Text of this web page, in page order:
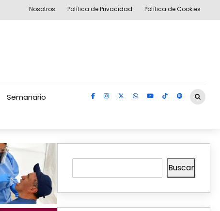
Nosotros Política de Privacidad Política de Cookies
Semanario
Buscar